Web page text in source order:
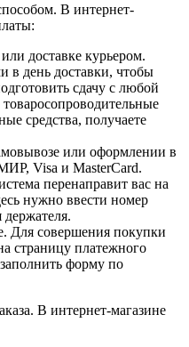
В интернет-
доставке курьером.
в день доставки, чтобы
сдачу с любой
средства, получаете
или оформлении в
Visa и MasterCard.
перенаправит вас на
нужно ввести номер
Для совершения покупки
страницу платежного
форму по
В интернет-магазине